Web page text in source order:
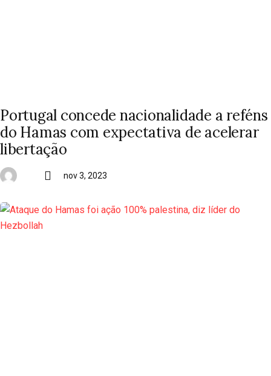
Portugal concede nacionalidade a reféns
do Hamas com expectativa de acelerar
libertação
nov 3, 2023